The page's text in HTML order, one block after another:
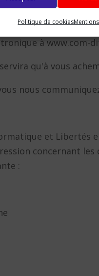
Politique de cookies
utilisées
à www.com-
qu'à vous
nous
et Libertés
concernant les
: